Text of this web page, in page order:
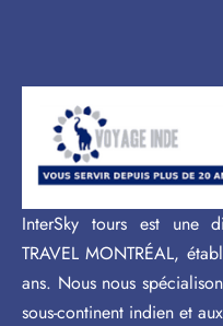
InterSky tours est une
TRAVEL MONTRÉAL,
ans. Nous nous
sous-continent indien et